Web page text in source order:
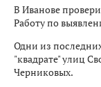
В Иванове
Работу по
Одни из
"квадрате" улиц
Черниковых.